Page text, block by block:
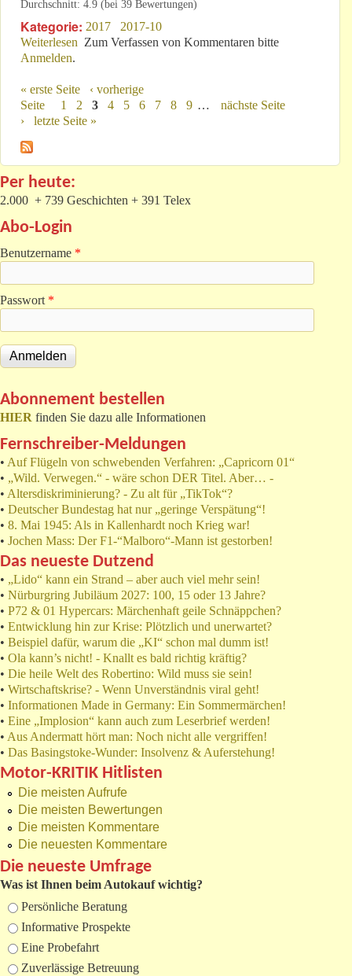
Durchschnitt: 4.9 (bei 39 Bewertungen)
Kategorie: 2017
2017-10
Weiterlesen über WM a.D.: Vom Förder- zum geförderten
Zum Verfassen von Kommentaren bitte
Anmelden.
Seiten
« erste Seite
‹ vorherige
Seite
1 2 3 4 5 6 7 8 9 …
nächste Seite
›
letzte Seite »
Per heute:
2.000 + 739 Geschichten + 391 Telex
Abo-Login
Benutzername *
Passwort *
Abonnement bestellen
HIER finden Sie dazu alle Informationen
Fernschreiber-Meldungen
• Auf Flügeln von schwebenden Verfahren: „Capricorn 01“
• „Wild. Verwegen.“ - wäre schon DER Titel. Aber… -
• Altersdiskriminierung? - Zu alt für „TikTok“?
• Deutscher Bundestag hat nur „geringe Verspätung“!
• 8. Mai 1945: Als in Kallenhardt noch Krieg war!
• Jochen Mass: Der F1-“Malboro“-Mann ist gestorben!
Das neueste Dutzend
• „Lido“ kann ein Strand – aber auch viel mehr sein!
• Nürburgring Jubiläum 2027: 100, 15 oder 13 Jahre?
• P72 & 01 Hypercars: Märchenhaft geile Schnäppchen?
• Entwicklung hin zur Krise: Plötzlich und unerwartet?
• Beispiel dafür, warum die „KI“ schon mal dumm ist!
• Ola kann’s nicht! - Knallt es bald richtig kräftig?
• Die heile Welt des Robertino: Wild muss sie sein!
• Wirtschaftskrise? - Wenn Unverständnis viral geht!
• Informationen Made in Germany: Ein Sommermärchen!
• Eine „Implosion“ kann auch zum Leserbrief werden!
• Aus Andermatt hört man: Noch nicht alle vergriffen!
• Das Basingstoke-Wunder: Insolvenz & Auferstehung!
Motor-KRITIK Hitlisten
Die meisten Aufrufe
Die meisten Bewertungen
Die meisten Kommentare
Die neuesten Kommentare
Die neueste Umfrage
Was ist Ihnen beim Autokauf wichtig?
Auswahlmöglichkeiten
Persönliche Beratung
Informative Prospekte
Eine Probefahrt
Zuverlässige Betreuung